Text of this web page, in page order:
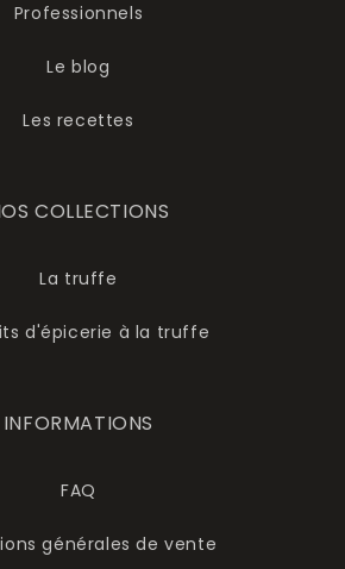
Professionnels
Le blog
Les recettes
COLLECTIONS
La truffe
d'épicerie à la truffe
INFORMATIONS
FAQ
générales de vente